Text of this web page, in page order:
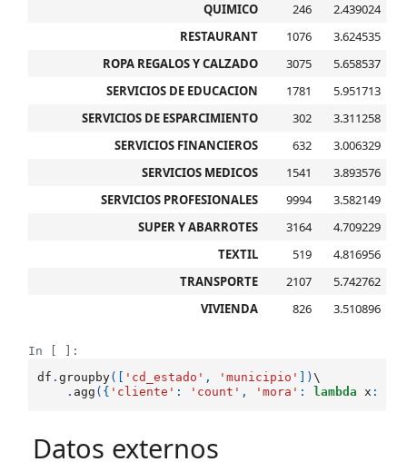
QUIMICO 246
2.439024
RESTAURANT
1076
3.624535
ROPA REGALOS Y CALZADO
3075
5.658537
SERVICIOS DE EDUCACION
1781
5.951713
SERVICIOS DE ESPARCIMIENTO
302
3.311258
SERVICIOS FINANCIEROS
632
3.006329
SERVICIOS MEDICOS
1541
3.893576
SERVICIOS PROFESIONALES
9994
3.582149
SUPER Y ABARROTES
3164
4.709229
TEXTIL
519
4.816956
TRANSPORTE
2107
5.742762
VIVIENDA
826 3.510896
In [ ]:
df .groupby([ 'cd_estado' , 'municipio' ])\
. agg ({ 'cliente' : 'count' , 'mora' : lambda x :
Datos externos